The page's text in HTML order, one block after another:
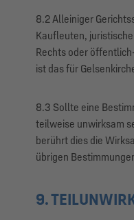
8.2 Alleiniger
Kaufleuten,
Rechts oder
ist das für
8.3 Sollte eine
teilweise unwirksam
berührt dies die
übrigen
9.